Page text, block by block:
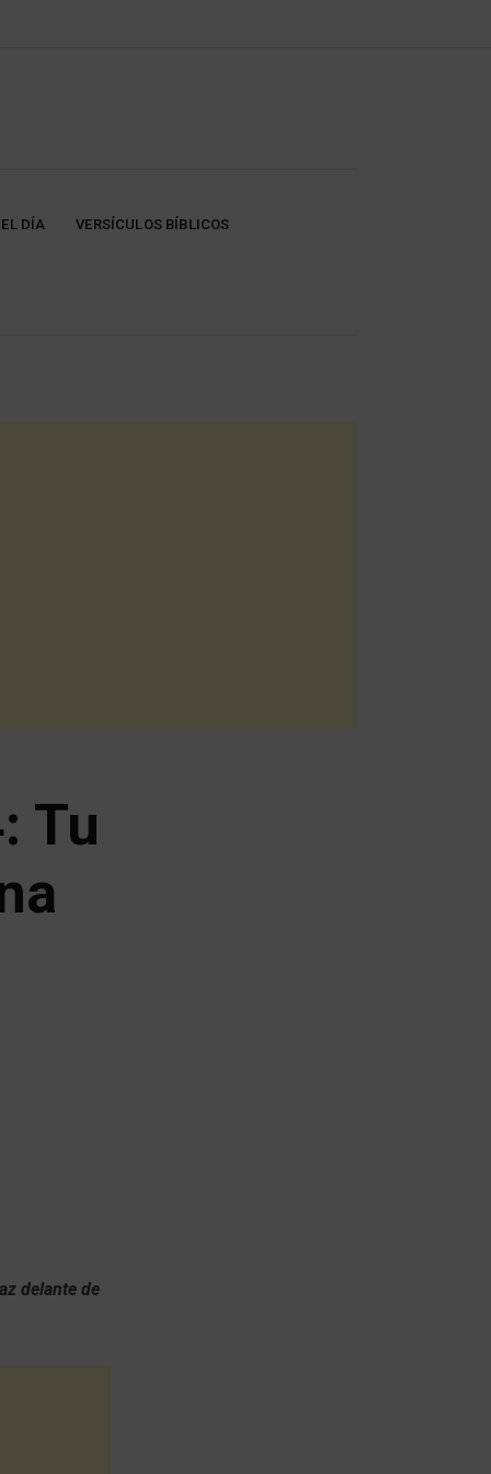
DÍA VERSÍCULOS BÍBLICOS
Tu
delante de